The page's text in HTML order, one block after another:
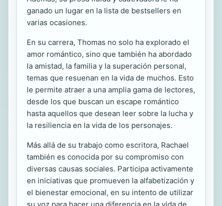
ganado un lugar en la lista de bestsellers en
varias ocasiones.
En su carrera, Thomas no solo ha explorado el
amor romántico, sino que también ha abordado
la amistad, la familia y la superación personal,
temas que resuenan en la vida de muchos. Esto
le permite atraer a una amplia gama de lectores,
desde los que buscan un escape romántico
hasta aquellos que desean leer sobre la lucha y
la resiliencia en la vida de los personajes.
Más allá de su trabajo como escritora, Rachael
también es conocida por su compromiso con
diversas causas sociales. Participa activamente
en iniciativas que promueven la alfabetización y
el bienestar emocional, en su intento de utilizar